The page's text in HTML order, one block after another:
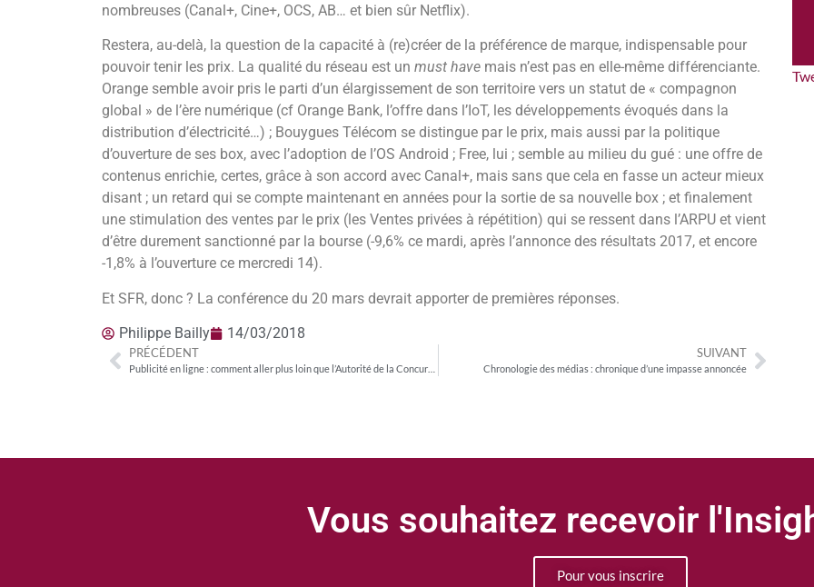
nombreuses (Canal+, Cine+, OCS, AB… et bien sûr Netflix).
Restera, au-delà, la question de la capacité à (re)créer de la préférence de marque, indispensable pour
pouvoir tenir les prix. La qualité du réseau est unmust have mais n’est pas en elle-même différenciante.
Orange semble avoir pris le parti d’un élargissement de son territoire vers un statut de « compagnon
global » de l’ère numérique (cf Orange Bank, l’offre dans l’IoT, les développements évoqués dans la
distribution d’électricité…) ; Bouygues Télécom se distingue par le prix, mais aussi par la politique
d’ouverture de ses box, avec l’adoption de l’OS Android ; Free, lui ; semble au milieu du gué : une offre de
contenus enrichie, certes, grâce à son accord avec Canal+, mais sans que cela en fasse un acteur mieux
disant ; un retard qui se compte maintenant en années pour la sortie de sa nouvelle box ; et finalement
une stimulation des ventes par le prix (les Ventes privées à répétition) qui se ressent dans l’ARPU et vient
d’être durement sanctionné par la bourse (-9,6% ce mardi, après l’annonce des résultats 2017, et encore
-1,8% à l’ouverture ce mercredi 14).
Et SFR, donc ? La conférence du 20 mars devrait apporter de premières réponses.
Philippe Bailly 14/03/2018
PRÉCÉDENT SUIVANT
Chronologie des médias : chronique d’une impasse annoncée
Vous souhaitez recevoir
Pour vous inscrire